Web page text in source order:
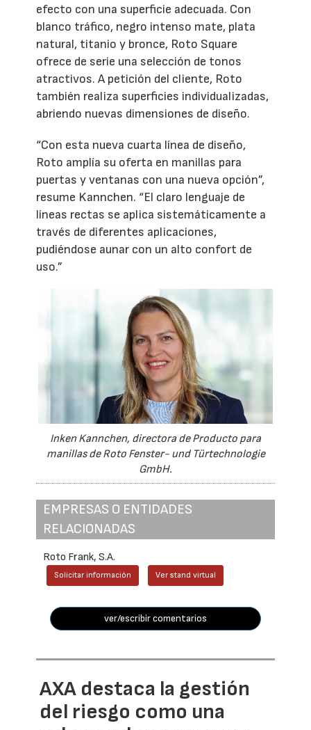
efecto con una superficie adecuada. Con
blanco tráfico, negro intenso mate, plata
natural, titanio y bronce, Roto Square
ofrece de serie una selección de tonos
atractivos. A petición del cliente, Roto
también realiza superficies individualizadas,
abriendo nuevas dimensiones de diseño.
“Con esta nueva cuarta línea de diseño,
Roto amplía su oferta en manillas para
puertas y ventanas con una nueva opción”,
resume Kannchen. “El claro lenguaje de
líneas rectas se aplica sistemáticamente a
través de diferentes aplicaciones,
pudiéndose aunar con un alto confort de
uso.”
Inken Kannchen, directora de Producto para
manillas de Roto Fenster- und Türtechnologie
GmbH.
EMPRESAS O ENTIDADES
RELACIONADAS
Roto Frank, S.A.
Solicitar información Ver stand virtual
ver/escribir comentarios
AXA destaca la gestión
del riesgo como una